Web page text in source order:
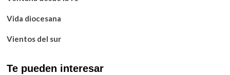
Vida diocesana
Vientos del sur
Te pueden interesar